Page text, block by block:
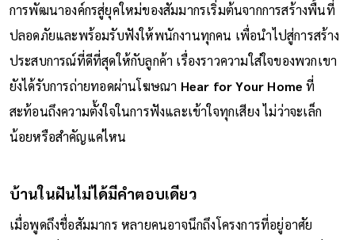
การพัฒนาองค์กรสู่ยุคใหม่ของสัมมากรเริ่มต้นจากการสร้างพื้นที่
ปลอดภัยและพร้อมรับฟังให้พนักงานทุกคน เพื่อนำไปสู่การสร้าง
ประสบการณ์ที่ดีที่สุดให้กับลูกค้า เรื่องราวความใส่ใจของพวกเขา
ยังได้รับการถ่ายทอดผ่านโฆษณา Hear for Your Homeที่
สะท้อนถึงความตั้งใจในการฟังและเข้าใจทุกเสียง ไม่ว่าจะเล็ก
น้อยหรือสำคัญแค่ไหน
บ้านในฝันไม่ได้มีคำตอบเดียว
เมื่อพูดถึงชื่อสัมมากร หลายคนอาจนึกถึงโครงการที่อยู่อาศัย